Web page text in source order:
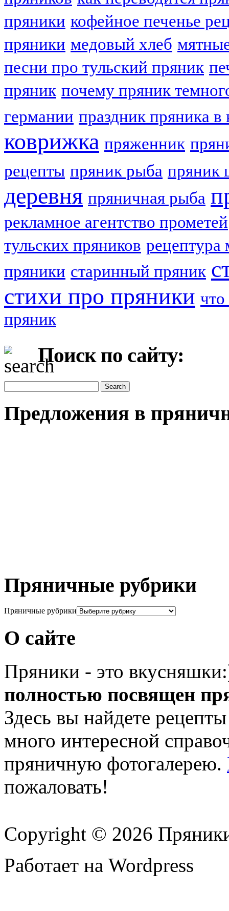
пряники кофейное печенье
пряники медовый хлеб
песни про тульский пряник
пряник почему пряник
германии праздник пряника в
коврижка пряженник
рецепты пряник рыба пряник
деревня пряничная рыба
рекламное агентство прометей
тульских пряников рецептура
пряники старинный пряник
стихи про пряники что
пряник
Поиск по сайту:
Предложения в
Пряничные рубрики
Пряничные рубрики
О сайте
Пряники - это
полностью посвящен
Здесь вы найдете
много интересной
пряничную фотогалерею.
пожаловать!
Copyright © 2026
Работает на Wordpress